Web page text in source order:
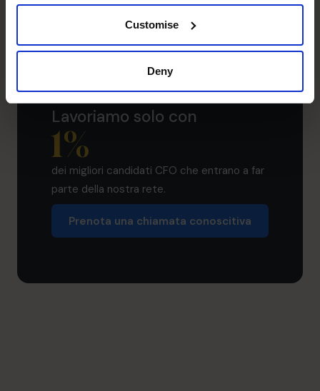
Customise
Deny
Roberto Papini
CFO
Lavoriamo solo con
1%
dei migliori candidati CFO che entrano a far
parte della nostra rete.
Prenota una chiamata conoscitiva